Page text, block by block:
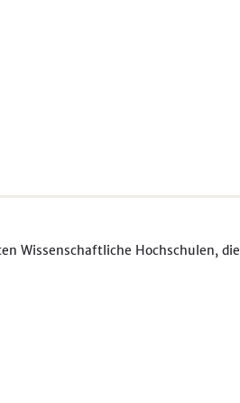
Wissenschaftliche Hochschulen, die